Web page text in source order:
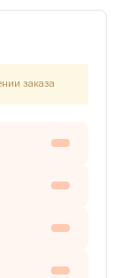
заказа